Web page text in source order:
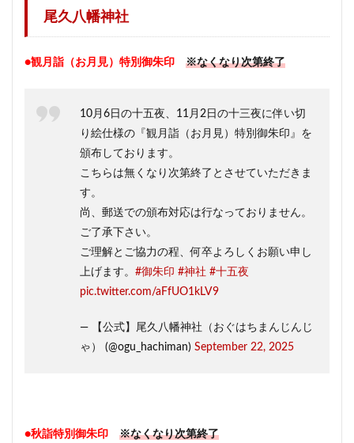
尾久八幡神社
●観月詣（お月見）特別御朱印 ※なくなり次第終了
10月6日の十五夜、11月2日の十三夜に伴い切
り絵仕様の『観月詣（お月見）特別御朱印』を
頒布しております。
こちらは無くなり次第終了とさせていただきま
す。
尚、郵送での頒布対応は行なっておりません。
ご了承下さい。
ご理解とご協力の程、何卒よろしくお願い申し
上げます。 #御朱印 #神社 #十五夜
pic.twitter.com/aFfUO1kLV9
— 【公式】尾久八幡神社（おぐはちまんじんじ
ゃ） (@ogu_hachiman) September 22, 2025
●秋詣特別御朱印 ※なくなり次第終了